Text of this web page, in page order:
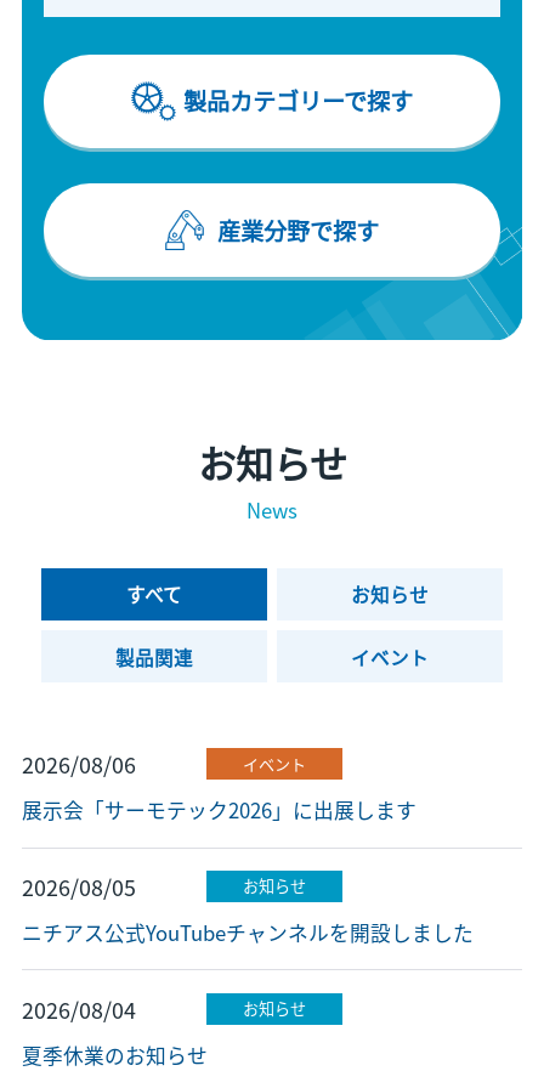
製品カテゴリーで探す
産業分野で探す
お知らせ
News
すべて お知らせ
製品関連 イベント
2026/08/06 イベント
展示会「サーモテック2026」に出展します
2026/08/05 お知らせ
ニチアス公式YouTubeチャンネルを開設しました
2026/08/04 お知らせ
夏季休業のお知らせ